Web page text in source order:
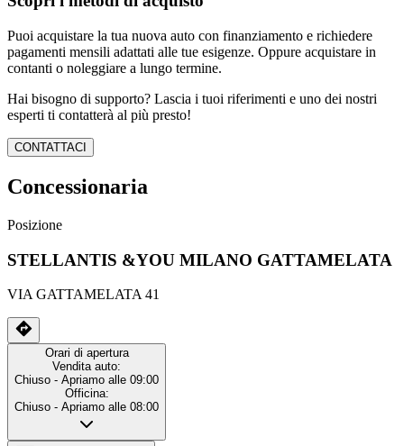
Puoi acquistare la tua nuova auto con finanziamento e richiedere
pagamenti mensili adattati alle tue esigenze. Oppure acquistare in
contanti o noleggiare a lungo termine.
Hai bisogno di supporto? Lascia i tuoi riferimenti e uno dei nostri
esperti ti contatterà al più presto!
CONTATTACI
Concessionaria
Posizione
STELLANTIS &YOU MILANO GATTAMELATA
VIA GATTAMELATA 41
Orari di apertura
Vendita auto:
Chiuso - Apriamo alle 09:00
Officina:
Chiuso - Apriamo alle 08:00